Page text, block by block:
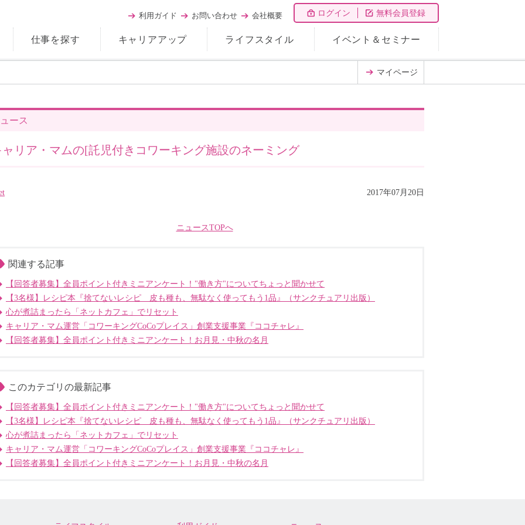
ログイン 無料会員登録
仕事を探す キャリアアップ ライフスタイル イベント＆セミナー
利用ガイド お問い合わせ 会社概要
マイページ
ース
ャリア・マムの[託児付きコワーキング施設のネーミング
2017年07月20日
ニュースTOPへ
関連する記事
【回答者募集】全員ポイント付きミニアンケート！"働き方"についてちょっと聞かせて
【3名様】レシピ本『捨てないレシピ 皮も種も、無駄なく使ってもう1品』（サンクチュアリ出版）
心が煮詰まったら「ネットカフェ」でリセット
キャリア・マム運営「コワーキングCoCoプレイス」創業支援事業『ココチャレ』
【回答者募集】全員ポイント付きミニアンケート！お月見・中秋の名月
このカテゴリの最新記事
【回答者募集】全員ポイント付きミニアンケート！"働き方"についてちょっと聞かせて
【3名様】レシピ本『捨てないレシピ 皮も種も、無駄なく使ってもう1品』（サンクチュアリ出版）
心が煮詰まったら「ネットカフェ」でリセット
キャリア・マム運営「コワーキングCoCoプレイス」創業支援事業『ココチャレ』
【回答者募集】全員ポイント付きミニアンケート！お月見・中秋の名月